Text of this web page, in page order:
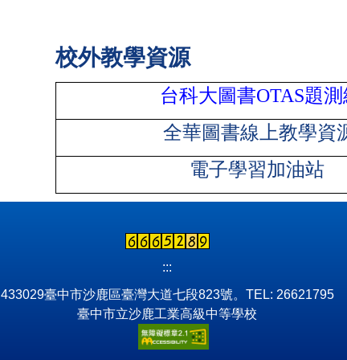
校外教學資源
台科大圖書OTAS題
全華圖書線上教學資
電子學習加油站
:::
433029臺中市沙鹿區臺灣大道七段823號。TEL: 26621795
臺中市立沙鹿工業高級中等學校